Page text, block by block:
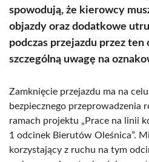
spowodują, że kierowcy
objazdy oraz dodatkowe
podczas przejazdu przez
szczególną uwagę na
Zamknięcie przejazdu ma na
bezpiecznego przeprowadzenia
ramach projektu „Prace na linii
1 odcinek Bierutów Oleśnica”.
korzystający z ruchu na tym